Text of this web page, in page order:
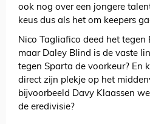
ook nog over een jongere
keus dus als het om keepers
Nico Tagliafico deed het tegen
maar Daley Blind is de vaste
tegen Sparta de voorkeur? En
direct zijn plekje op het
bijvoorbeeld Davy Klaassen
de eredivisie?